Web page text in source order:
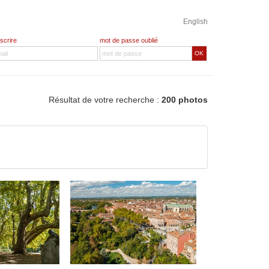
English
mot de passe oublié
OK
Résultat de votre recherche : 200 photos